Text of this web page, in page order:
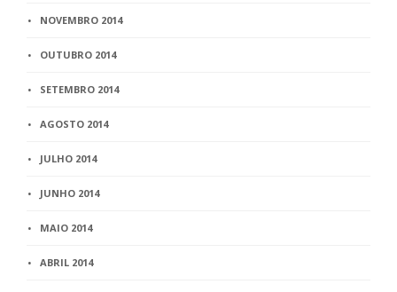
NOVEMBRO 2014
OUTUBRO 2014
SETEMBRO 2014
AGOSTO 2014
JULHO 2014
JUNHO 2014
MAIO 2014
ABRIL 2014